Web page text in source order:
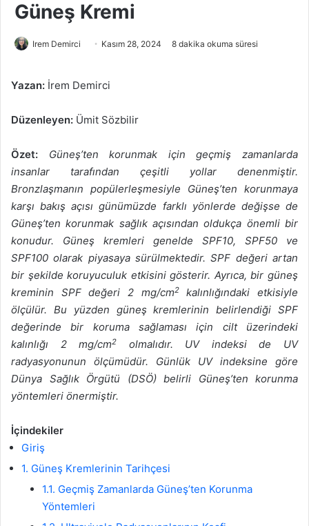
Güneş Kremi
Irem Demirci
göndermek
Kasım 28, 2024 8 dakika okuma süresi
Yazan: İrem Demirci
Düzenleyen: Ümit Sözbilir
Özet: Güneş’ten korunmak için geçmiş zamanlarda
insanlar tarafından çeşitli yollar denenmiştir.
Bronzlaşmanın popülerleşmesiyle Güneş’ten korunmaya
karşı bakış açısı günümüzde farklı yönlerde değişse de
Güneş’ten korunmak sağlık açısından oldukça önemli bir
konudur. Güneş kremleri genelde SPF10, SPF50 ve
SPF100 olarak piyasaya sürülmektedir. SPF değeri artan
bir şekilde koruyuculuk etkisini gösterir. Ayrıca, bir güneş
kreminin SPF değeri 2 mg/cm2kalınlığındaki etkisiyle
ölçülür. Bu yüzden güneş kremlerinin belirlendiği SPF
değerinde bir koruma sağlaması için cilt üzerindeki
kalınlığı 2 mg/cm2
olmalıdır. UV indeksi de UV
radyasyonunun ölçümüdür. Günlük UV indeksine göre
Dünya Sağlık Örgütü (DSÖ) belirli Güneş’ten korunma
yöntemleri önermiştir.
İçindekiler
Giriş
1. Güneş Kremlerinin Tarihçesi
1.1. Geçmiş Zamanlarda Güneş’ten Korunma
Yöntemleri